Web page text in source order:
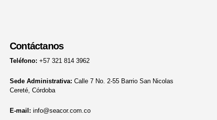
Contáctanos
Teléfono: +57 321 814 3962
Sede Administrativa: Calle 7 No. 2-55 Barrio San Nicolas
Cereté, Córdoba
E-mail: info@seacor.com.co